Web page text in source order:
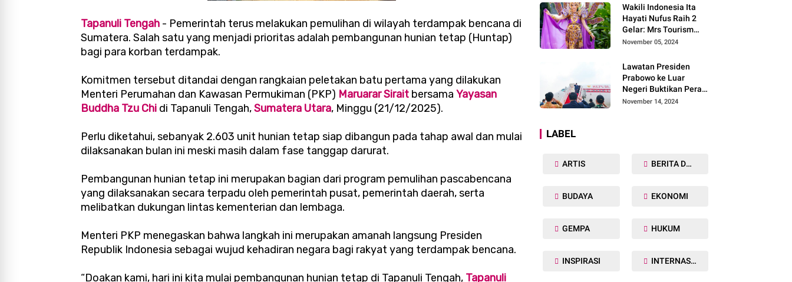
Tapanuli Tengah - Pemerintah terus melakukan pemulihan di wilayah terdampak bencana di
Sumatera. Salah satu yang menjadi prioritas adalah pembangunan hunian tetap (Huntap)
bagi para korban terdampak.
Komitmen tersebut ditandai dengan rangkaian peletakan batu pertama yang dilakukan
Menteri Perumahan dan Kawasan Permukiman (PKP) Maruarar Sirait bersama Yayasan
Buddha Tzu Chi di Tapanuli Tengah,Sumatera Utara, Minggu (21/12/2025).
Perlu diketahui, sebanyak 2.603 unit hunian tetap siap dibangun pada tahap awal dan mulai
dilaksanakan bulan ini meski masih dalam fase tanggap darurat.
Pembangunan hunian tetap ini merupakan bagian dari program pemulihan pascabencana
yang dilaksanakan secara terpadu oleh pemerintah pusat, pemerintah daerah, serta
melibatkan dukungan lintas kementerian dan lembaga.
Menteri PKP menegaskan bahwa langkah ini merupakan amanah langsung Presiden
Republik Indonesia sebagai wujud kehadiran negara bagi rakyat yang terdampak bencana.
“Doakan kami, hari ini kita mulai pembangunan hunian tetap di Tapanuli Tengah, Tapanuli
Wakili Indonesia Ita
Hayati Nufus Raih 2
Gelar: Mrs Tourism
2024 dan Fourth
Worldwide
International 2024, di
Pemilihan Mrs
Worldwide 2024
November 05, 2024
Lawatan Presiden
Prabowo ke Luar
Negeri Buktikan Peran
Strategis Indonesia di
November 14, 2024
LABEL
ARTIS BERITA DAERAH
BUDAYA EKONOMI
GEMPA HUKUM
INSPIRASI INTERNASIONAL